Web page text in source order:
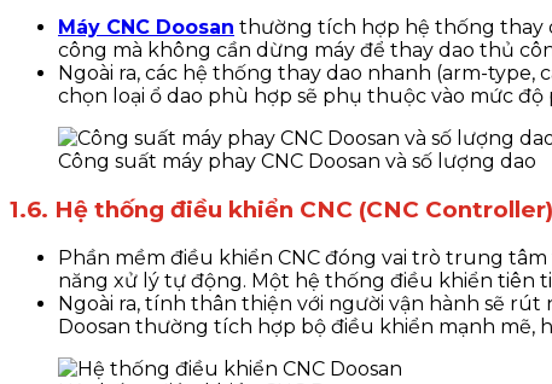
Máy CNC Doosan thường tích hợp hệ thống thay
công mà không cần dừng máy để thay dao thủ
Ngoài ra, các hệ thống thay dao nhanh (arm-
chọn loại ổ dao phù hợp sẽ phụ thuộc vào mức
Công suất máy phay CNC Doosan và số lượng dao
1.6. Hệ thống điều khiển CNC (CNC Controller)
Phần mềm điều khiển CNC đóng vai trò trung
năng xử lý tự động. Một hệ thống điều khiển tiên
Ngoài ra, tính thân thiện với người vận hành sẽ
Doosan thường tích hợp bộ điều khiển mạnh mẽ,